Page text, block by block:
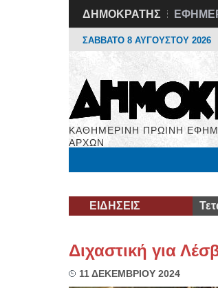
ΔΗΜΟΚΡΑΤΗΣ
ΣΑΒΒΑΤΟ 8 ΑΥΓΟΥΣΤΟΥ 2026
ΚΑΘΗΜΕΡΙΝΗ ΠΡΩΙΝΗ
ΑΡΧΩΝ
ΕΙΔΗΣΕΙΣ
Διχαστική για
11 ΔΕΚΕΜΒΡΙΟΥ 2024